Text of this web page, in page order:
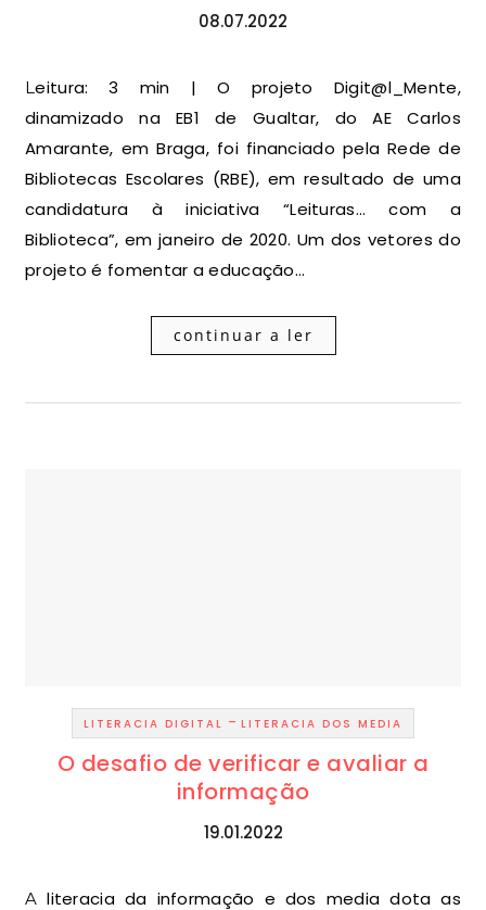
08.07.2022
Leitura: 3 min | O projeto Digit@l_Mente,
dinamizado na EB1 de Gualtar, do AE Carlos
Amarante, em Braga, foi financiado pela Rede de
Bibliotecas Escolares (RBE), em resultado de uma
candidatura à iniciativa “Leituras… com a
Biblioteca”, em janeiro de 2020. Um dos vetores do
projeto é fomentar a educação…
continuar a ler
LITERACIA DIGITAL - LITERACIA DOS MEDIA
O desafio de verificar e avaliar a
informação
19.01.2022
A literacia da informação e dos media dota as